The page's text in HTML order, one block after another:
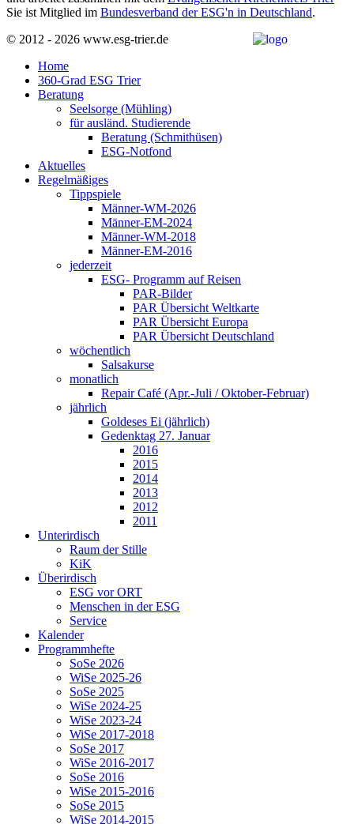
Sie ist Mitglied im Bundesverband der ESG'n in Deutschland.
© 2012 - 2026 www.esg-trier.de
Home
360-Grad ESG Trier
Beratung
Seelsorge (Mühling)
für ausländ. Studierende
Beratung (Schmithüsen)
ESG-Notfond
Aktuelles
Regelmäßiges
Tippspiele
Männer-WM-2026
Männer-EM-2024
Männer-WM-2018
Männer-EM-2016
jederzeit
ESG- Programm auf Reisen
PAR-Bilder
PAR Übersicht Weltkarte
PAR Übersicht Europa
PAR Übersicht Deutschland
wöchentlich
Salsakurse
monatlich
Repair Café (Apr.-Juli / Oktober-Februar)
jährlich
Goldeses Ei (jährlich)
Gedenktag 27. Januar
2016
2015
2014
2013
2012
2011
Unterirdisch
Raum der Stille
KiK
Überirdisch
ESG vor ORT
Menschen in der ESG
Service
Kalender
Programmhefte
SoSe 2026
WiSe 2025-26
SoSe 2025
WiSe 2024-25
WiSe 2023-24
WiSe 2017-2018
SoSe 2017
WiSe 2016-2017
SoSe 2016
WiSe 2015-2016
SoSe 2015
WiSe 2014-2015